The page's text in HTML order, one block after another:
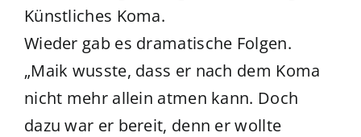
Künstliches Koma.
Wieder gab es dramatische Folgen.
„Maik wusste, dass er nach dem Koma
nicht mehr allein atmen kann. Doch
dazu war er bereit, denn er wollte